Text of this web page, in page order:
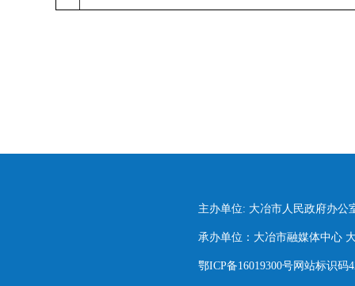
主办单位: 大冶市人民政府办公
承办单位：大冶市融媒体中心
鄂ICP备16019300号网站标识码